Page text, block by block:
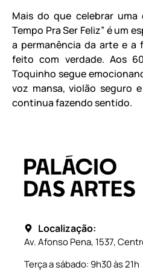
Mais do que celebrar uma
Tempo Pra Ser Feliz” é um
a permanência da arte e a
feito com verdade. Aos
Toquinho segue
voz mansa, violão seguro
continua fazendo sentido.
Localização:
Av. Afonso Pena, 1537,
Terça a sábado: 9h30 às 21h